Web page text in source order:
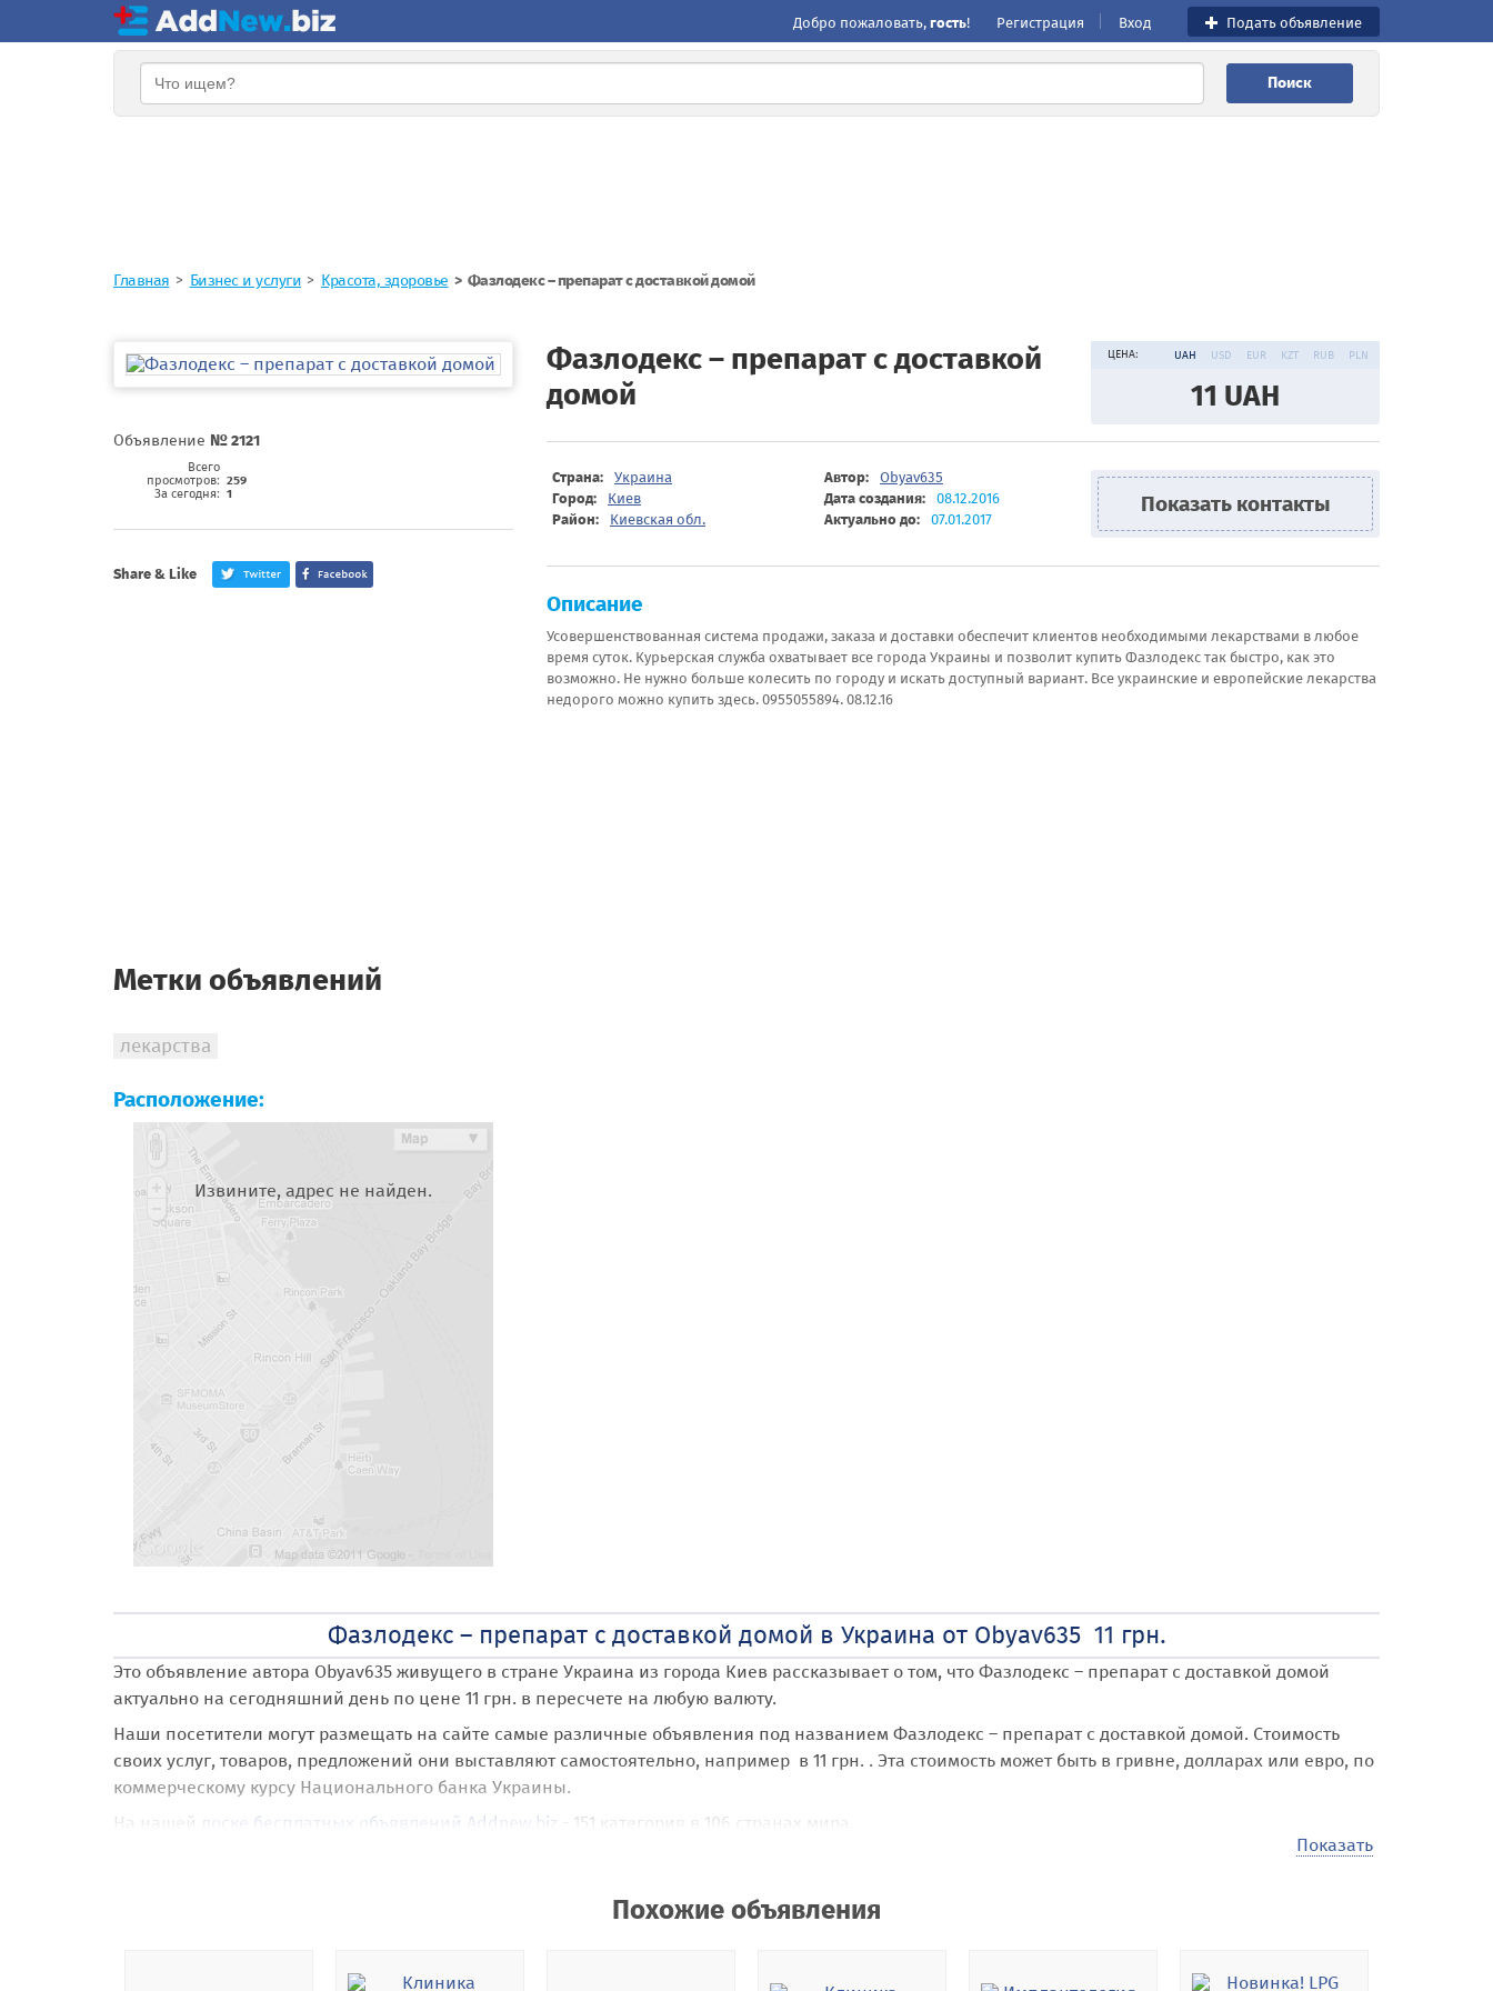
Добро пожаловать, гость! Регистрация Вход Подать объявление
Поиск
Главная Бизнес и услуги Красота, здоровье Фазлодекс – препарат с доставкой домой
Объявление № 2121
Всего
просмотров: 259
За сегодня: 1
Share & Like
Метки объявлений
лекарства
Расположение:
Извините, адрес не найден.
Фазлодекс – препарат с доставкой
домой
ЦЕНА: UAH USD EUR KZT RUB PLN
11 UAH
Страна: Украина Автор:
Obyav635
Город:
Киев Дата создания:
08.12.2016
Район:
Киевская обл. Актуально до: 07.01.2017
Показать контакты
Описание
Усовершенствованная система продажи, заказа и доставки обеспечит клиентов необходимыми лекарствами в любое
время суток. Курьерская служба охватывает все города Украины и позволит купить Фазлодекс так быстро, как это
возможно. Не нужно больше колесить по городу и искать доступный вариант. Все украинские и европейские лекарства
недорого можно купить здесь. 0955055894. 08.12.16
Фазлодекс – препарат с доставкой домой в Украина от Obyav635 11 грн.
Это объявление автора Obyav635 живущего в стране Украина из города Киев рассказывает о том, что Фазлодекс – препарат с доставкой домой
актуально на сегодняшний день по цене 11 грн. в пересчете на любую валюту.
Наши посетители могут размещать на сайте самые различные объявления под названием Фазлодекс – препарат с доставкой домой. Стоимость
своих услуг, товаров, предложений они выставляют самостоятельно, например в 11 грн. . Эта стоимость может быть в гривне, долларах или евро, по
коммерческому курсу Национального банка Украины.
На нашей доске бесплатных объявлений Addnew.biz - 151 категория в 106 странах мира.
и разместить свое объявление на карте Google Maps с позиционированием по стране Украина, области Киевская обл. и городу Киев
Показать
Похожие объявления